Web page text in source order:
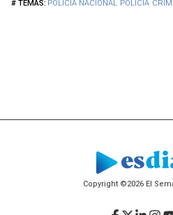
POLICÍA NACIONAL POLICÍA
Copyright ©2026 El